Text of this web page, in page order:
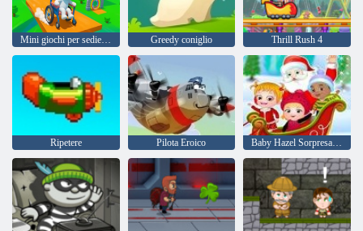
Mini giochi per sedie a rotelle Greedy coniglio Thrill Rush 4
Ripetere Pilota Eroico Baby Hazel Sorpresa di Natale